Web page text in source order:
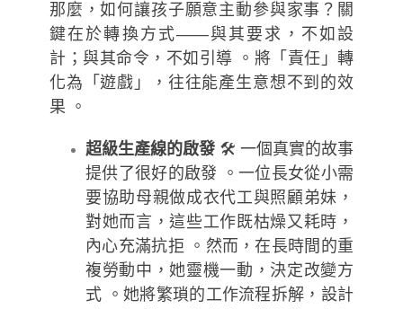
那麼，如何讓孩子願意主動參與家事？關
鍵在於轉換方式——與其要求，不如設
計；與其命令，不如引導 。將「責任」轉
化為「遊戲」，往往能產生意想不到的效
果 。
超級生產線的啟發 🛠️ 一個真實的故事
提供了很好的啟發 。一位長女從小需
要協助母親做成衣代工與照顧弟妹，
對她而言，這些工作既枯燥又耗時，
內心充滿抗拒 。然而，在長時間的重
複勞動中，她靈機一動，決定改變方
式 。她將繁瑣的工作流程拆解，設計